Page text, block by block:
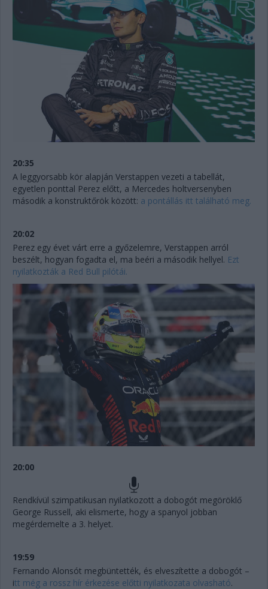
20:35
A leggyorsabb kör alapján Verstappen vezeti a tabellát,
egyetlen ponttal Perez előtt, a Mercedes holtversenyben
második a konstruktőrök között: a pontállás itt található meg.
20:02
Perez egy évet várt erre a győzelemre, Verstappen arról
beszélt, hogyan fogadta el, ma beéri a második hellyel. Ezt
nyilatkozták a Red Bull pilótái.
20:00
Rendkívül szimpatikusan nyilatkozott a dobogót megöröklő
George Russell, aki elismerte, hogy a spanyol jobban
megérdemelte a 3. helyet.
19:59
Fernando Alonsót megbüntették, és elveszítette a dobogót –
itt még a rossz hír érkezése előtti nyilatkozata olvasható.